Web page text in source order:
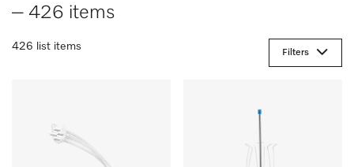
– 426 items
426 list items
Filters